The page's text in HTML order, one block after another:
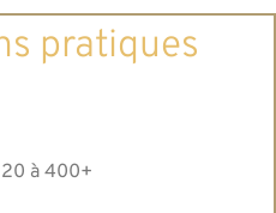
pratiques
à 400+